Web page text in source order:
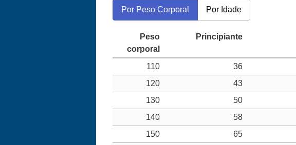
Por Peso Corporal Por Idade
110 36
120
43
130
50
140
58
150
65